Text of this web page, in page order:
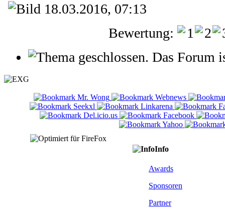
18.03.2016, 07:13
Bewertung:
Das Forum
Info
Awards
Sponsoren
Partner